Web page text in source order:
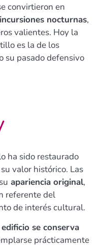
convirtieron en
nocturnas,
valientes. Hoy la
es la de los
su pasado defensivo
ha sido restaurado
valor histórico. Las
apariencia original,
referente del
de interés cultural.​
se conserva
prácticamente